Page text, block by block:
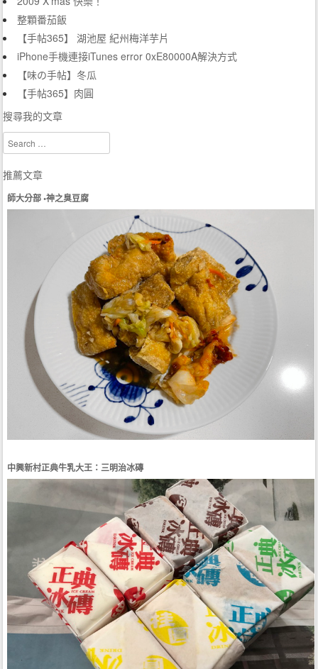
整顆番茄飯
【手帖365】 湖池屋 紀州梅洋芋片
iPhone手機連接iTunes error 0xE80000A解決方式
【味の手帖】冬瓜
【手帖365】肉圓
搜尋我的文章
Search
推薦文章
師大分部 •神之臭豆腐
中興新村正典牛乳大王：三明治冰磚